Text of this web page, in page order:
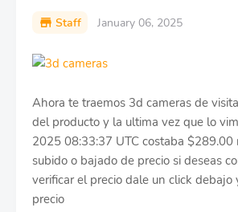
Staff January 06, 2025
Ahora te traemos 3d cameras de
del producto y la ultima vez que lo
2025 08:33:37 UTC costaba $289.00
subido o bajado de precio si deseas
verificar el precio dale un click debajo
precio